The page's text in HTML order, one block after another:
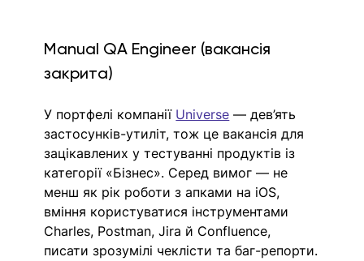
Manual QA Engineer (вакансія
закрита)
У портфелі компанії Universe — дев’ять
застосунків-утиліт, тож це вакансія для
зацікавлених у тестуванні продуктів із
категорії «Бізнес». Серед вимог — не
менш як рік роботи з апками на iOS,
вміння користуватися інструментами
Charles, Postman, Jira й Confluence,
писати зрозумілі чеклісти та баг-репорти.